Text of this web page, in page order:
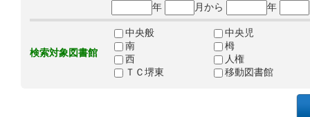
年
月から 年
検索対象図書館
中央般
中央児
南
栂
西
人権
ＴＣ堺東
移動図書館